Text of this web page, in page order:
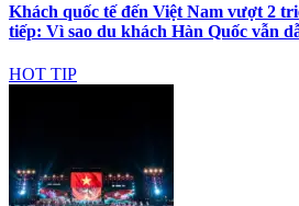
Khách quốc tế đến Việt Nam vượt 2
tiếp: Vì sao du khách Hàn Quốc vẫn
HOT TIP